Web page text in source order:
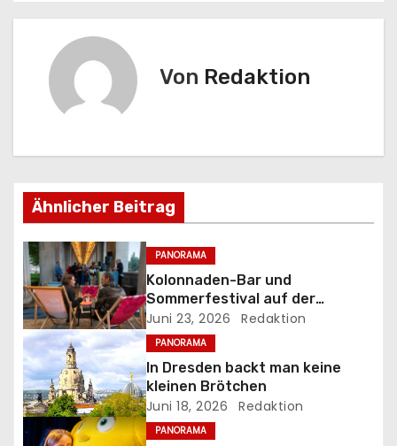
i
s
n
a
v
i
g
a
Von Redaktion
Ähnlicher Beitrag
PANORAMA
Kolonnaden-Bar und
Sommerfestival auf der
Museumsinsel
Juni 23, 2026 Redaktion
PANORAMA
In Dresden backt man keine
kleinen Brötchen
Juni 18, 2026 Redaktion
PANORAMA